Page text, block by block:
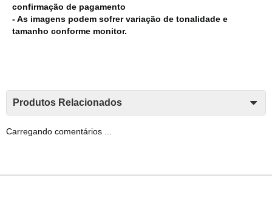
confirmação de pagamento
- As imagens podem sofrer variação de tonalidade e
tamanho conforme monitor.
Produtos Relacionados
Carregando comentários ...